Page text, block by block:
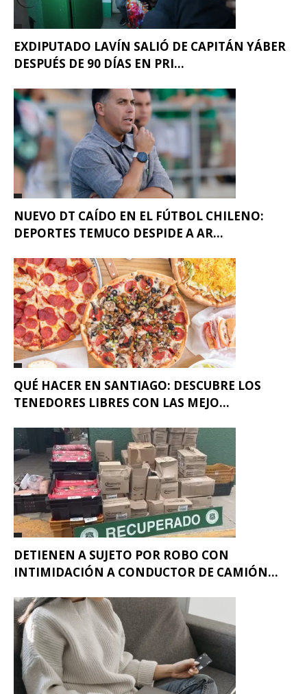
EXDIPUTADO LAVÍN SALIÓ DE CAPITÁN YÁBER
DESPUÉS DE 90 DÍAS EN PRI...
NUEVO DT CAÍDO EN EL FÚTBOL CHILENO:
DEPORTES TEMUCO DESPIDE A AR...
QUÉ HACER EN SANTIAGO: DESCUBRE LOS
TENEDORES LIBRES CON LAS MEJO...
DETIENEN A SUJETO POR ROBO CON
INTIMIDACIÓN A CONDUCTOR DE CAMIÓN...